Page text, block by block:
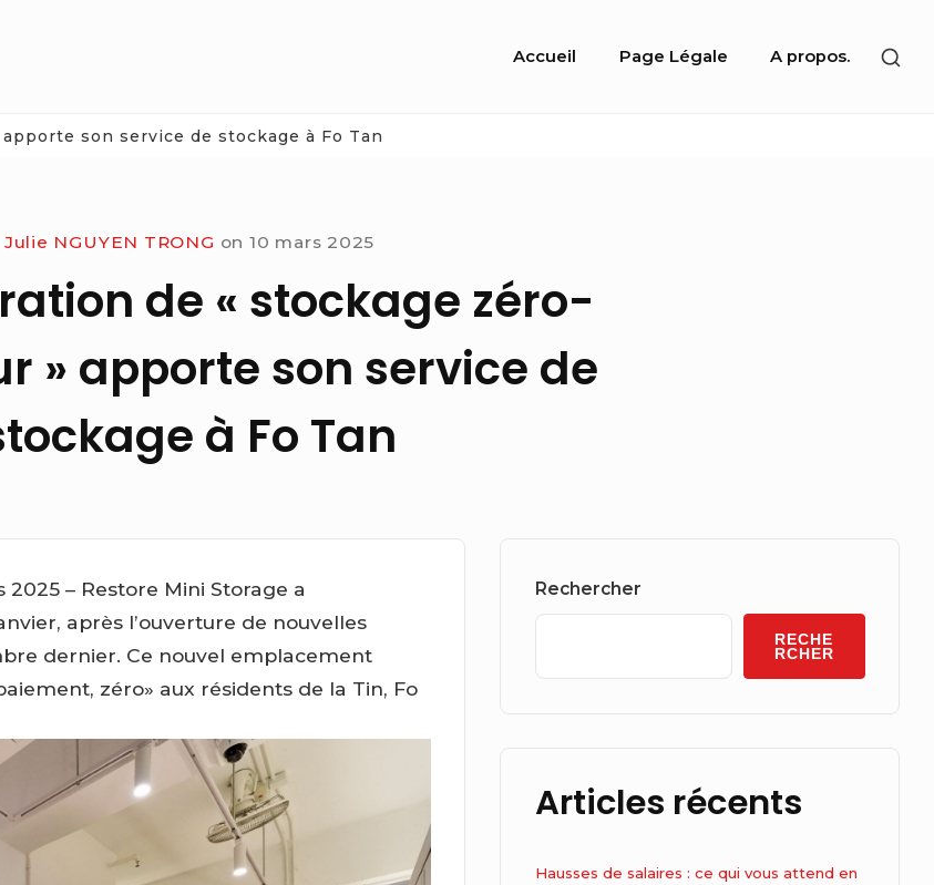
Site
Accueil Page Légale A propos.
son service de stockage à Fo Tan
Julie NGUYEN TRONG on 10 mars 2025
de « stockage zéro-
» apporte son service de
à Fo Tan
– Restore Mini Storage a
après l’ouverture de nouvelles
dernier. Ce nouvel emplacement
zéro» aux résidents de la Tin, Fo
Widget
Rechercher
RECHE
RCHER
Articles récents
Hausses de salaires : ce qui vous attend en